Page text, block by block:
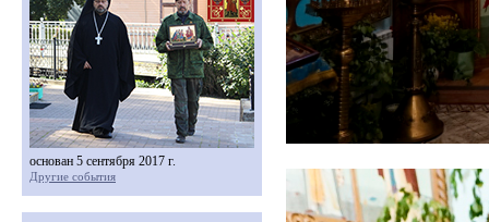
основан 5 сентября 2017 г.
Другие события